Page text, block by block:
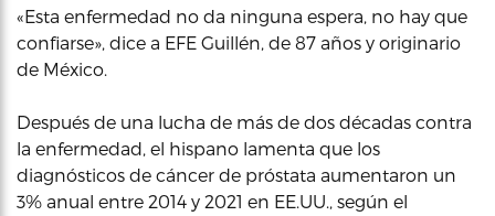
«Esta enfermedad no da ninguna espera, no hay que
confiarse», dice a EFE Guillén, de 87 años y originario
de México.
Después de una lucha de más de dos décadas contra
la enfermedad, el hispano lamenta que los
diagnósticos de cáncer de próstata aumentaron un
3% anual entre 2014 y 2021 en EE.UU., según el